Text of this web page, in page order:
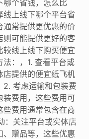
哪个省钱，怎么比
上线下哪个平台省
通常提供更优惠的价
则可能提供更好的客
较线上线下购买便宜
：，1. 查看平台或
店提供的便宜纸飞机
2. 考虑运输和包装费
装费用，这些费用可
些费用通常包含在商
：关注平台或实体店
、赠品等，这些优惠